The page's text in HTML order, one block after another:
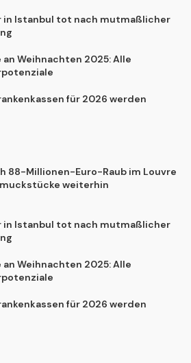
in Istanbul tot nach mutmaßlicher
Weihnachten 2025: Alle
für 2026 werden
88-Millionen-Euro-Raub im Louvre
weiterhin
in Istanbul tot nach mutmaßlicher
Weihnachten 2025: Alle
für 2026 werden